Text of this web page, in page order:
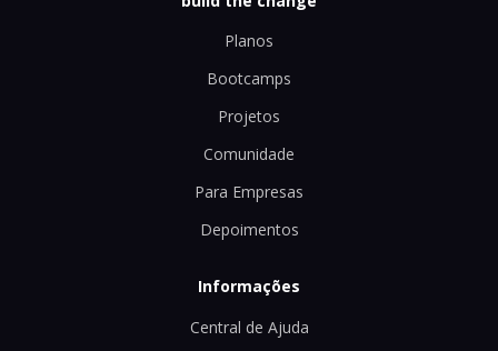
Planos
Bootcamps
Projetos
Comunidade
Para Empresas
Depoimentos
Informações
Central de Ajuda